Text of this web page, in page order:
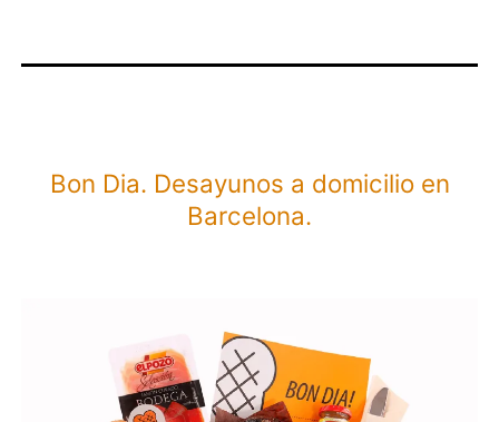
Bon Dia. Desayunos a domicilio en
Barcelona.